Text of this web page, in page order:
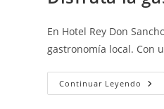
En Hotel Rey Don
gastronomía local. Con
Continuar Leyendo